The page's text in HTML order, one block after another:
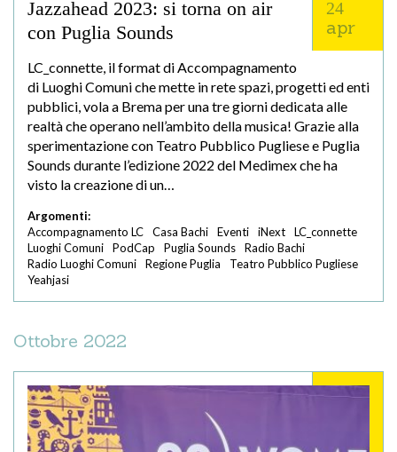
24
apr
Jazzahead 2023: si torna on air
con Puglia Sounds
LC_connette, il format di Accompagnamento
di Luoghi Comuni che mette in rete spazi, progetti ed enti
pubblici, vola a Brema per una tre giorni dedicata alle
realtà che operano nell’ambito della musica! Grazie alla
sperimentazione con Teatro Pubblico Pugliese e Puglia
Sounds durante l’edizione 2022 del Medimex che ha
visto la creazione di un…
Argomenti:
Accompagnamento LC
Casa Bachi Eventi iNext
LC_connette
Luoghi Comuni
PodCap Puglia Sounds
Radio Bachi
Radio Luoghi Comuni
Regione Puglia
Teatro Pubblico Pugliese
Yeahjasi
Ottobre 2022